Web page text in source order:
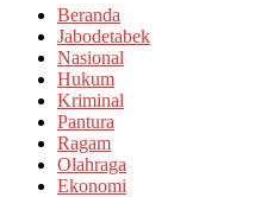
Beranda
Jabodetabek
Nasional
Hukum
Kriminal
Pantura
Ragam
Olahraga
Ekonomi